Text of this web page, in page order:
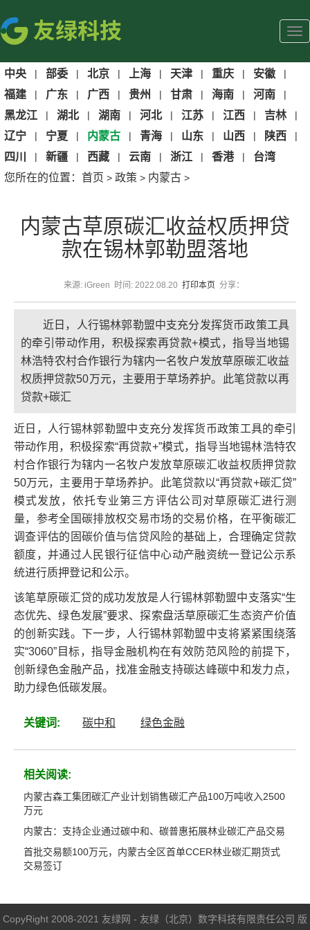
中央 | 部委 | 北京 | 上海 | 天津 | 重庆 | 安徽 |
福建 | 广东 | 广西 | 贵州 | 甘肃 | 海南 | 河南 |
黑龙江 | 湖北 | 湖南 | 河北 | 江苏 | 江西 | 吉林 |
辽宁 | 宁夏 | 内蒙古 | 青海 | 山东 | 山西 | 陕西 |
四川 | 新疆 | 西藏 | 云南 | 浙江 | 香港 |
台湾
您所在的位置： 首页 > 政策 > 内蒙古 >
内蒙古草原碳汇收益权质押贷
款在锡林郭勒盟落地
来源: iGreen 时间: 2022.08.20 打印本页分享：
近日，人行锡林郭勒盟中支充分发挥货币政策工具
的牵引带动作用，积极探索再贷款+模式，指导当地锡
林浩特农村合作银行为辖内一名牧户发放草原碳汇收益
权质押贷款50万元，主要用于草场养护。此笔贷款以再
贷款+碳汇
近日，人行锡林郭勒盟中支充分发挥货币政策工具的牵引
带动作用，积极探索“再贷款+”模式，指导当地锡林浩特农
村合作银行为辖内一名牧户发放草原碳汇收益权质押贷款
50万元，主要用于草场养护。此笔贷款以“再贷款+碳汇贷”
模式发放，依托专业第三方评估公司对草原碳汇进行测
量，参考全国碳排放权交易市场的交易价格，在平衡碳汇
调查评估的固碳价值与信贷风险的基础上，合理确定贷款
额度，并通过人民银行征信中心动产融资统一登记公示系
统进行质押登记和公示。
该笔草原碳汇贷的成功发放是人行锡林郭勒盟中支落实“生
态优先、绿色发展”要求、探索盘活草原碳汇生态资产价值
的创新实践。下一步，人行锡林郭勒盟中支将紧紧围绕落
实“3060”目标，指导金融机构在有效防范风险的前提下，
创新绿色金融产品，找准金融支持碳达峰碳中和发力点，
助力绿色低碳发展。
关键词: 碳中和 绿色金融
相关阅读:
内蒙古森工集团碳汇产业计划销售碳汇产品100万吨收入2500
万元
内蒙古：支持企业通过碳中和、碳普惠拓展林业碳汇产品交易
首批交易额100万元，内蒙古全区首单CCER林业碳汇期货式
交易签订
CopyRight 2008-2021 友绿网 - 友绿（北京）数字科技有限责任公司 版